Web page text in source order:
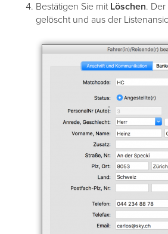
Bestätigen Sie mit Löschen.
gelöscht und aus der